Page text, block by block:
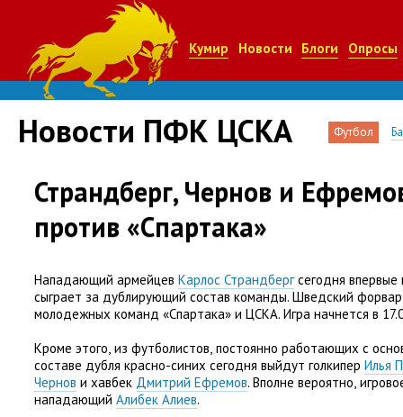
Кумир Новости Блоги Опросы
Новости ПФК ЦСКА Футбол
Страндберг, Чернов и
против «Спартака»
Нападающий армейцев Карлос Страндбергсегодня
сыграет за дублирующий состав команды. Шведский
молодежных команд «Спартака» и ЦСКА. Игра начнется в
Кроме этого, из футболистов, постоянно работающих с
составе дубля красно-синих сегодня выйдут голкипер Илья
Чернов и хавбек Дмитрий Ефремов. Вполне вероятно,
нападающий Алибек Алиев.